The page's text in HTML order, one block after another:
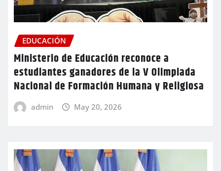
EDUCACIÓN
Ministerio de Educación reconoce a
estudiantes ganadores de la V Olimpiada
Nacional de Formación Humana y Religiosa
admin May 20, 2026